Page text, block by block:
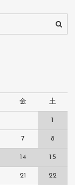
金 土
1
7 8
14 15
21 22